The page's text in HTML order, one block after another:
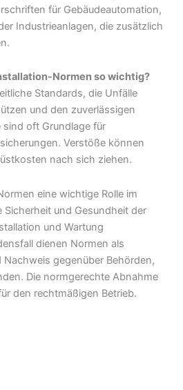
für Gebäudeautomation,
Industrieanlagen, die zusätzlich
Normen so wichtig?
Standards, die Unfälle
und den zuverlässigen
sind oft Grundlage für
Verstöße können
nach sich ziehen.
eine wichtige Rolle im
und Gesundheit der
und Wartung
dienen Normen als
gegenüber Behörden,
Die normgerechte Abnahme
den rechtmäßigen Betrieb.